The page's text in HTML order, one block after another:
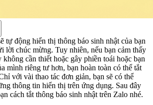
tự động hiển thị thông báo sinh nhật của bạn
lời chúc mừng. Tuy nhiên, nếu bạn cảm thấy
cần thiết hoặc gây phiền toái hoặc bạn
mình riêng tư hơn, bạn hoàn toàn có thể tắt
với vài thao tác đơn giản, bạn sẽ có thể
thông tin hiển thị trên ứng dụng. Sau đây
cách tắt thông báo sinh nhật trên Zalo nhé.